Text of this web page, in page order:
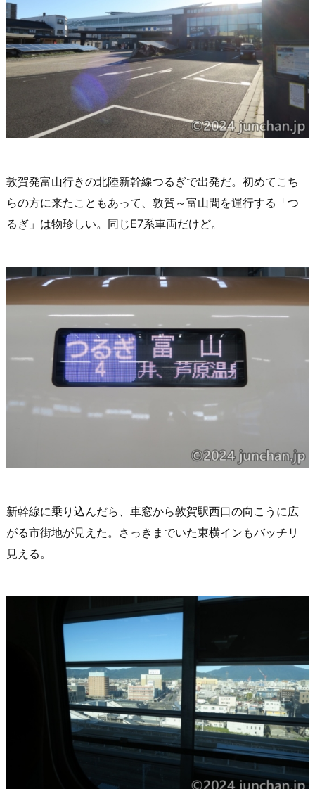
敦賀発富山行きの北陸新幹線つるぎで出発だ。初めてこち
らの方に来たこともあって、敦賀～富山間を運行する「つ
るぎ」は物珍しい。同じE7系車両だけど。
新幹線に乗り込んだら、車窓から敦賀駅西口の向こうに広
がる市街地が見えた。さっきまでいた東横インもバッチリ
見える。